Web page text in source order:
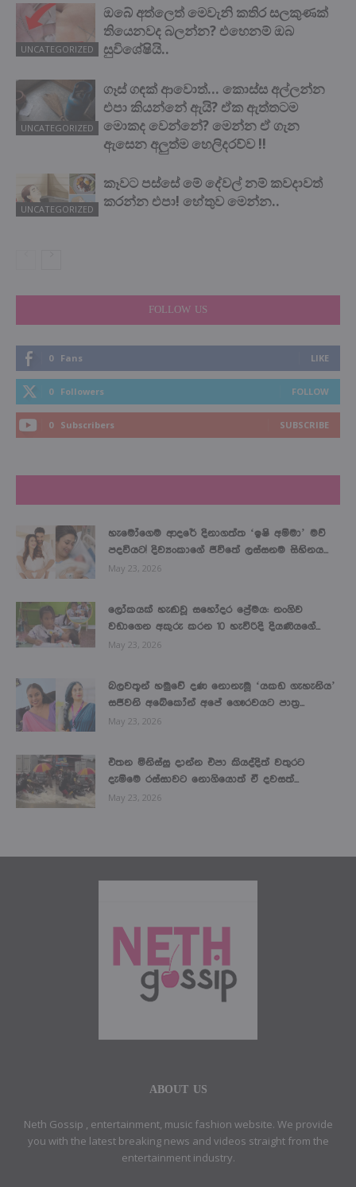
UNCATEGORIZED
ඔබේ අත්ලෙත් මෙවැනි කතිර සලකුණක්
තියෙනවද බලන්න? එහෙනම් ඔබ
සුවිශේෂියි..
UNCATEGORIZED
ගෑස් ගඳක් ආවොත්… කොස්ස අල්ලන්න
එපා කියන්නේ ඇයි? ඒක ඇත්තටම
මොකද වෙන්නේ? මෙන්න ඒ ගැන
ඇසෙන අලුත්ම හෙලිදරව්ව !!
UNCATEGORIZED
කෑවට පස්සේ මේ දේවල් නම් කවදාවත්
කරන්න එපා! හේතුව මෙන්න..
FOLLOW US
0 Fans LIKE
0 Followers FOLLOW
0 Subscribers SUBSCRIBE
හැමෝගෙම ආදරේ දිනාගත්ත ‘ඉෂි අම්මා’ මව්
පදවියට! දිව්‍යංකාගේ ජීවිතේ ලස්සනම සිහිනය...
May 23, 2026
ලෝකයක් හැඬවූ සහෝදර ප්‍රේමය: නංගිව
වඩාගෙන අකුරු කරන 10 හැවිරිදි දියණියගේ...
May 23, 2026
බලවතූන් හමුවේ දණ නොනැමූ ‘යකඩ ගැහැනිය’
සජීවනි අබේකෝන් අපේ ගෞරවයට පාත්‍ර...
May 23, 2026
එතන මිනිස්සු දාන්න එපා කියද්දිත් වතුරට
දැම්මෙ රස්සාවට නොගියොත් ඒ දවසත්...
May 23, 2026
ABOUT US
Neth Gossip , entertainment, music fashion website. We provide
you with the latest breaking news and videos straight from the
entertainment industry.